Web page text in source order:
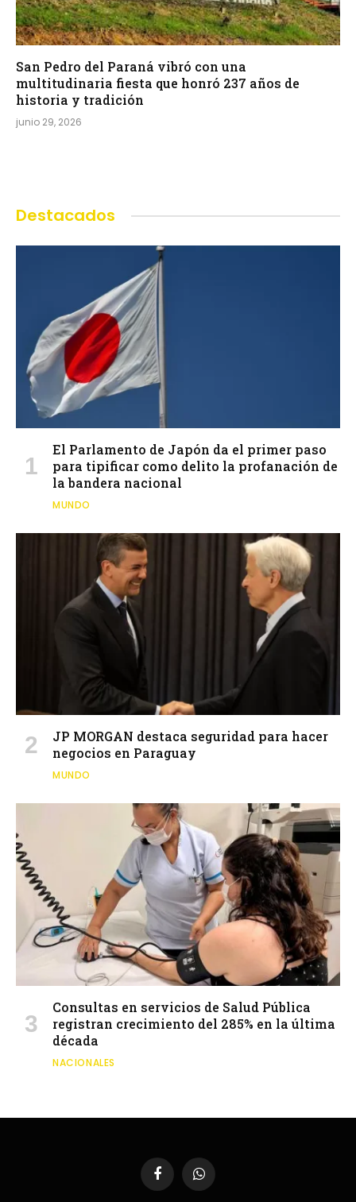
San Pedro del Paraná vibró con una
multitudinaria fiesta que honró 237 años de
historia y tradición
junio 29, 2026
Destacados
El Parlamento de Japón da el primer paso
para tipificar como delito la profanación de
la bandera nacional
MUNDO
JP MORGAN destaca seguridad para hacer
negocios en Paraguay
MUNDO
Consultas en servicios de Salud Pública
registran crecimiento del 285% en la última
década
NACIONALES
FacebookWhatsApp